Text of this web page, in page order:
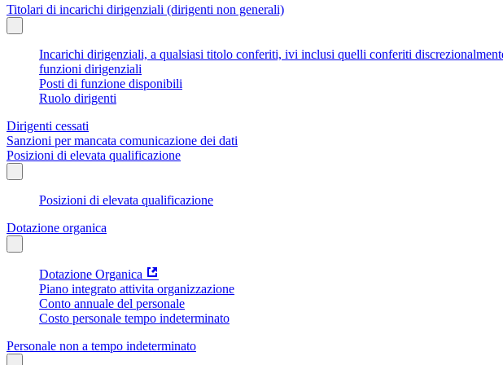
Titolari di incarichi dirigenziali (dirigenti non generali)
Incarichi dirigenziali, a qualsiasi titolo conferiti, ivi inclusi quelli conferiti
funzioni dirigenziali
Posti di funzione disponibili
Ruolo dirigenti
Dirigenti cessati
Sanzioni per mancata comunicazione dei dati
Posizioni di elevata qualificazione
Posizioni di elevata qualificazione
Dotazione organica
Dotazione Organica
Piano integrato attivita organizzazione
Conto annuale del personale
Costo personale tempo indeterminato
Personale non a tempo indeterminato